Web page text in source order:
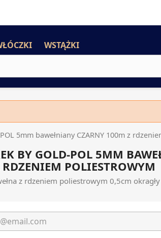
WSTĄŻKI
5mm bawełniany CZARNY 100m z
BY GOLD-POL 5MM
POLIESTROWYM
z rdzeniem poliestrowym 0,5cm